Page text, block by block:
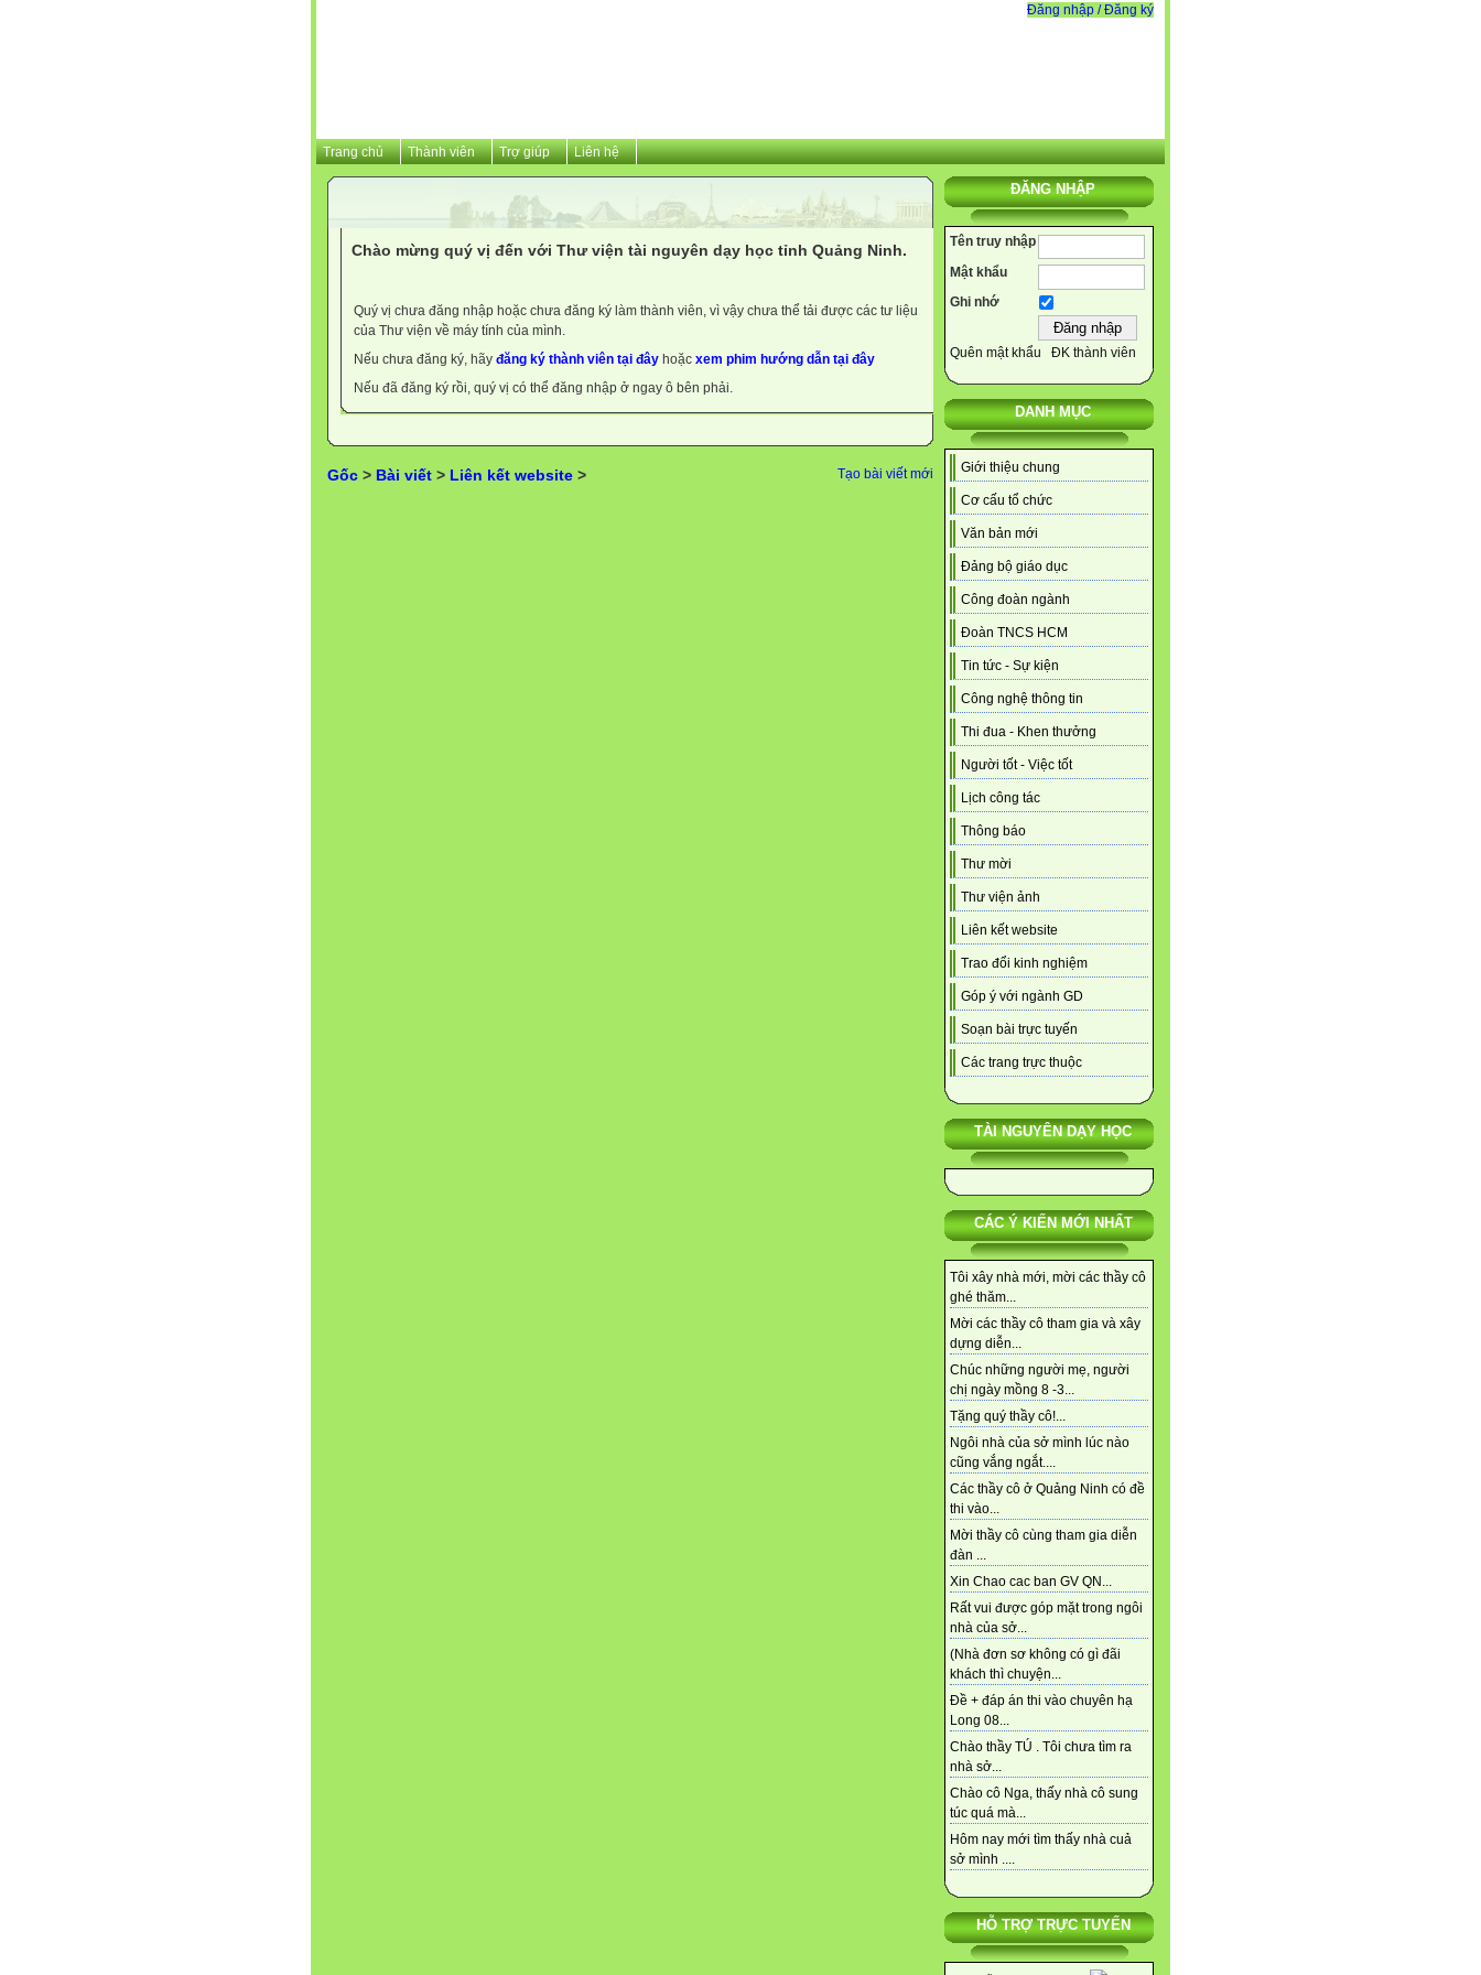
Đăng nhập / Đăng ký
Trang chủ Thành viên Trợ giúp Liên hệ
ĐĂNG NHẬP
Tên truy nhập
Mật khẩu
Ghi nhớ
Quên mật khẩu ĐK thành viên
DANH MỤC
Giới thiệu chung
Cơ cấu tổ chức
Văn bản mới
Đảng bộ giáo dục
Công đoàn ngành
Đoàn TNCS HCM
Tin tức - Sự kiện
Công nghệ thông tin
Thi đua - Khen thưởng
Người tốt - Việc tốt
Lịch công tác
Thông báo
Thư mời
Thư viện ảnh
Liên kết website
Trao đổi kinh nghiệm
Góp ý với ngành GD
Soạn bài trực tuyến
Các trang trực thuộc
TÀI NGUYÊN DẠY HỌC
CÁC Ý KIẾN MỚI NHẤT
Tôi xây nhà mới, mời các thầy cô
ghé thăm...
Mời các thầy cô tham gia và xây
dựng diễn...
Chúc những người mẹ, người
chị ngày mồng 8 -3...
Tặng quý thầy cô!...
Ngôi nhà của sở mình lúc nào
cũng vắng ngắt....
Các thầy cô ở Quảng Ninh có đề
thi vào...
Mời thầy cô cùng tham gia diễn
đàn ...
Xin Chao cac ban GV QN...
Rất vui được góp mặt trong ngôi
nhà của sở...
(Nhà đơn sơ không có gì đãi
khách thì chuyện...
Đề + đáp án thi vào chuyên hạ
Long 08...
Chào thầy TÚ . Tôi chưa tìm ra
nhà sở...
Chào cô Nga, thấy nhà cô sung
túc quá mà...
Hôm nay mới tìm thấy nhà cuả
sở mình ....
HỖ TRỢ TRỰC TUYẾN
Chào mừng quý vị đến với Thư viện tài nguyên dạy học tỉnh Quảng Ninh.
Quý vị chưa đăng nhập hoặc chưa đăng ký làm thành viên, vì vậy chưa thể tải được các tư liệu
của Thư viện về máy tính của mình.
Nếu chưa đăng ký, hãy đăng ký thành viên tại đây hoặc xem phim hướng dẫn tại đây
Nếu đã đăng ký rồi, quý vị có thể đăng nhập ở ngay ô bên phải.
Gốc > Bài viết > Liên kết website > Tạo bài viết mới